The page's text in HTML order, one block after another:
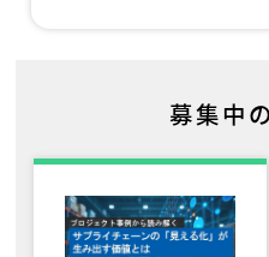
募集中